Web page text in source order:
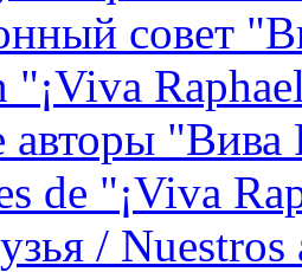
совет
"¡Viva
"Вива
de "¡Viva
/ Nuestros